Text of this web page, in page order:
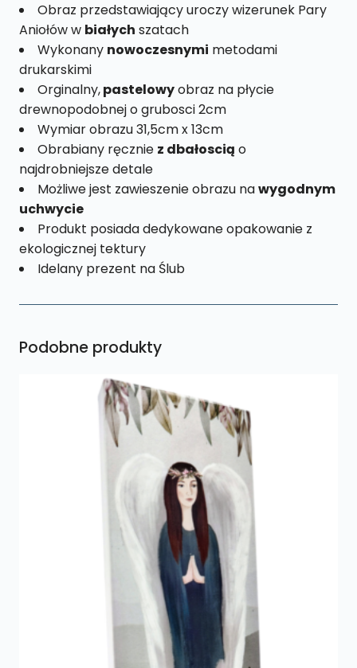
Obraz przedstawiający uroczy wizerunek Pary
Aniołów w białych szatach
Wykonany nowoczesnymi metodami
drukarskimi
Orginalny,pastelowyobraz na płycie
drewnopodobnej o grubosci 2cm
Wymiar obrazu 31,5cm x 13cm
Obrabiany ręcznie z dbałoscią o
najdrobniejsze detale
Możliwe jest zawieszenie obrazu nawygodnym
uchwycie
Produkt posiada dedykowane opakowanie z
ekologicznej tektury
Idelany prezent na Ślub
Podobne produkty